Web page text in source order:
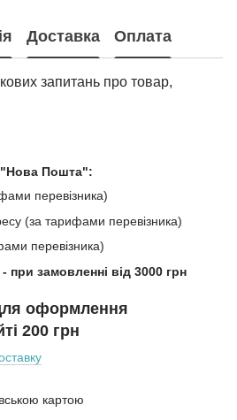
Доставка Оплата
запитань про товар,
Пошта":
перевізника)
(за тарифами перевізника)
перевізника)
при замовленні від 3000 грн
оформлення
200 грн
картою